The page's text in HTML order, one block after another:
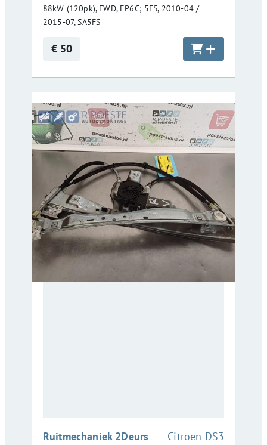
88kW (120pk), FWD, EP6C; 5FS, 2010-04 /
2015-07, SA5FS
€ 50
Ruitmechaniek 2Deurs
:Citroen DS3